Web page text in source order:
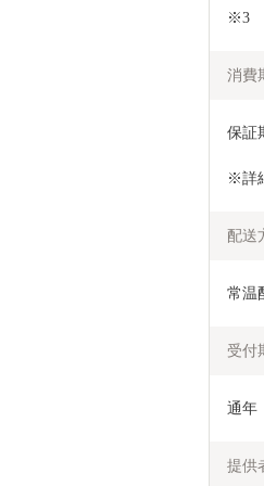
※3　
消費
保証
※詳
配送
常温
受付
通年
提供